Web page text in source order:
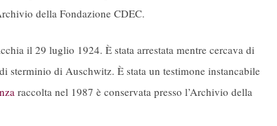
della Fondazione CDEC.
il 29 luglio 1924. È stata arrestata mentre cercava di
sterminio di Auschwitz. È stata un testimone instancabile
raccolta nel 1987 è conservata presso l’Archivio della